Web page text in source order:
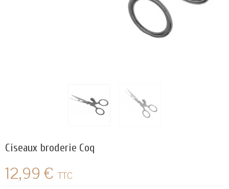
Ciseaux broderie Coq
12,99 € TTC